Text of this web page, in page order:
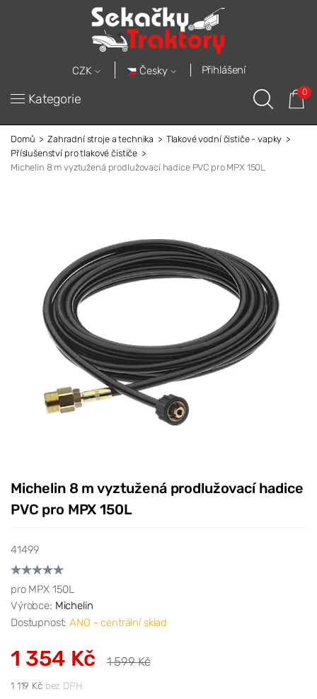
CZK Česky Přihlášení
Kategorie 0
Domů Zahradní stroje a technika
Tlakové vodní čističe - vapky
Příslušenství pro tlakové čističe
Michelin 8 m vyztužená prodlužovací hadice PVC pro MPX 150L
Michelin 8 m vyztužená prodlužovací hadice
PVC pro MPX 150L
41499
pro MPX 150L
Výrobce: Michelin
Dostupnost:ANO - centrální sklad
1 354 Kč 1 599 Kč
1 119 Kčbez DPH